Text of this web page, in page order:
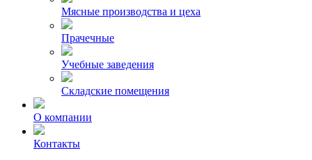
Мясные производства и цеха
Прачечные
Учебные заведения
Складские помещения
О компании
Контакты